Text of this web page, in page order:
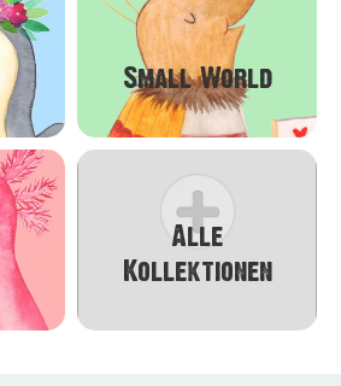
Small World
Alle
Kollektionen